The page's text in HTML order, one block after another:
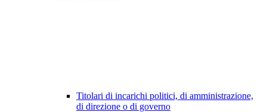
Titolari di incarichi politici, di amministrazione,
di direzione o di governo